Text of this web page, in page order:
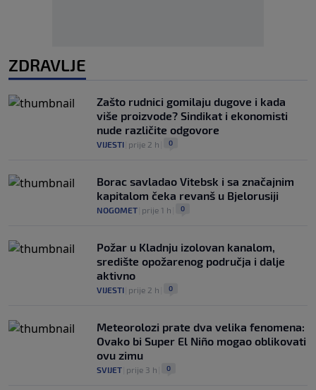
ZDRAVLJE
Zašto rudnici gomilaju dugove i kada
više proizvode? Sindikat i ekonomisti
nude različite odgovore
VIJESTI prije 2 h 0
Borac savladao Vitebsk i sa značajnim
kapitalom čeka revanš u Bjelorusiji
NOGOMET prije 1 h 0
Požar u Kladnju izolovan kanalom,
središte opožarenog područja i dalje
aktivno
VIJESTI prije 2 h 0
Meteorolozi prate dva velika fenomena:
Ovako bi Super El Niño mogao oblikovati
ovu zimu
SVIJET prije 3 h 0